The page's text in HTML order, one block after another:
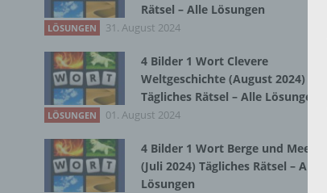
Rätsel – Alle Lösungen
LÖSUNGEN 31. August 2024
4 Bilder 1 Wort Clevere
Weltgeschichte (August 2024)
Tägliches Rätsel – Alle Lösungen
LÖSUNGEN 01. August 2024
4 Bilder 1 Wort Berge und Meer
(Juli 2024) Tägliches Rätsel – Alle
Lösungen